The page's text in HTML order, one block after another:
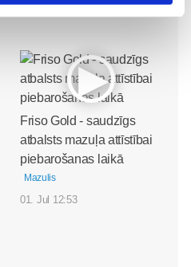
Friso Gold - saudzīgs
atbalsts mazuļa attīstībai
piebarošanas laikā
Mazulis
01. Jul 12:53